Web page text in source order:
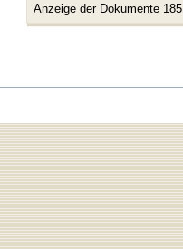
Anzeige der Dokumente